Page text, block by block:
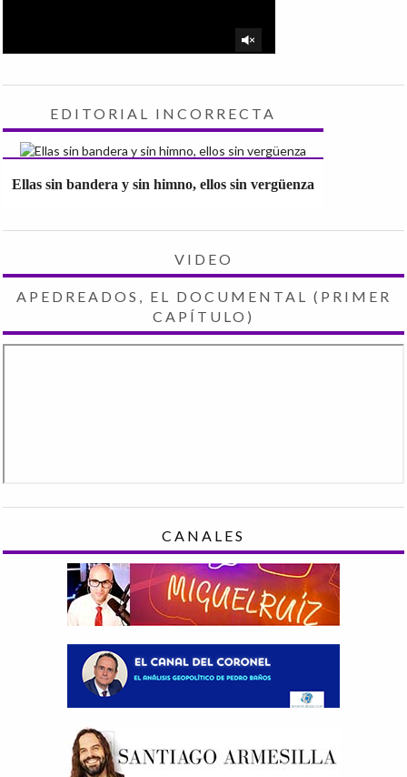
EDITORIAL INCORRECTA
Ellas sin bandera y sin himno, ellos sin vergüenza
VIDEO
APEDREADOS, EL DOCUMENTAL (PRIMER
CAPÍTULO)
CANALES